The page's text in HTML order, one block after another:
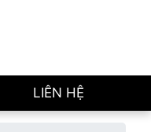
LIÊN HỆ